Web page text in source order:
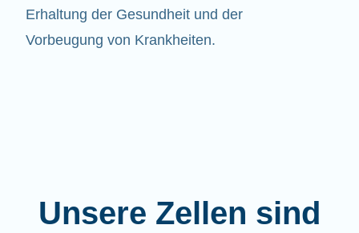
Erhaltung der Gesundheit und der
Vorbeugung von Krankheiten.
Unsere Zellen sind